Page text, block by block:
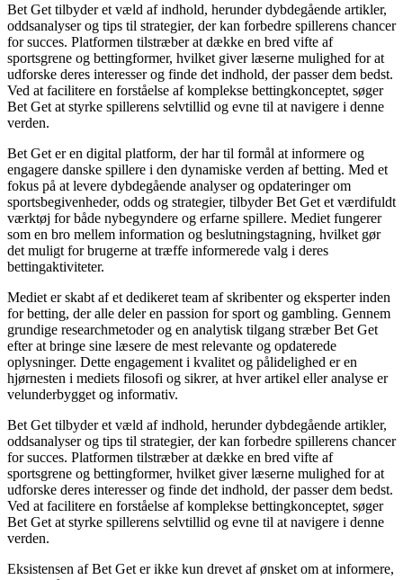
Bet Get tilbyder et væld af indhold, herunder dybdegående artikler,
oddsanalyser og tips til strategier, der kan forbedre spillerens chancer
for succes. Platformen tilstræber at dække en bred vifte af
sportsgrene og bettingformer, hvilket giver læserne mulighed for at
udforske deres interesser og finde det indhold, der passer dem bedst.
Ved at facilitere en forståelse af komplekse bettingkonceptet, søger
Bet Get at styrke spillerens selvtillid og evne til at navigere i denne
verden.
Bet Get er en digital platform, der har til formål at informere og
engagere danske spillere i den dynamiske verden af betting. Med et
fokus på at levere dybdegående analyser og opdateringer om
sportsbegivenheder, odds og strategier, tilbyder Bet Get et værdifuldt
værktøj for både nybegyndere og erfarne spillere. Mediet fungerer
som en bro mellem information og beslutningstagning, hvilket gør
det muligt for brugerne at træffe informerede valg i deres
bettingaktiviteter.
Mediet er skabt af et dedikeret team af skribenter og eksperter inden
for betting, der alle deler en passion for sport og gambling. Gennem
grundige researchmetoder og en analytisk tilgang stræber Bet Get
efter at bringe sine læsere de mest relevante og opdaterede
oplysninger. Dette engagement i kvalitet og pålidelighed er en
hjørnesten i mediets filosofi og sikrer, at hver artikel eller analyse er
velunderbygget og informativ.
Bet Get tilbyder et væld af indhold, herunder dybdegående artikler,
oddsanalyser og tips til strategier, der kan forbedre spillerens chancer
for succes. Platformen tilstræber at dække en bred vifte af
sportsgrene og bettingformer, hvilket giver læserne mulighed for at
udforske deres interesser og finde det indhold, der passer dem bedst.
Ved at facilitere en forståelse af komplekse bettingkonceptet, søger
Bet Get at styrke spillerens selvtillid og evne til at navigere i denne
verden.
Eksistensen af Bet Get er ikke kun drevet af ønsket om at informere,